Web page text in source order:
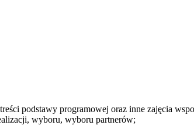
podstawy programowej oraz inne zajęcia
wyboru, wyboru partnerów;